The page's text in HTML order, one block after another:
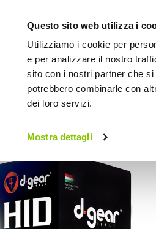
Questo sito web utilizza i
Utilizziamo i cookie per
e per analizzare il nostro
sito con i nostri partner che
potrebbero combinarle con
dei loro servizi.
Mostra dettagli
BICI OUTDOOR